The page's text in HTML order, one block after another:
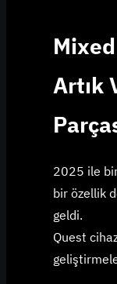
Artık
2025 ile
bir özellik
geldi.
Quest